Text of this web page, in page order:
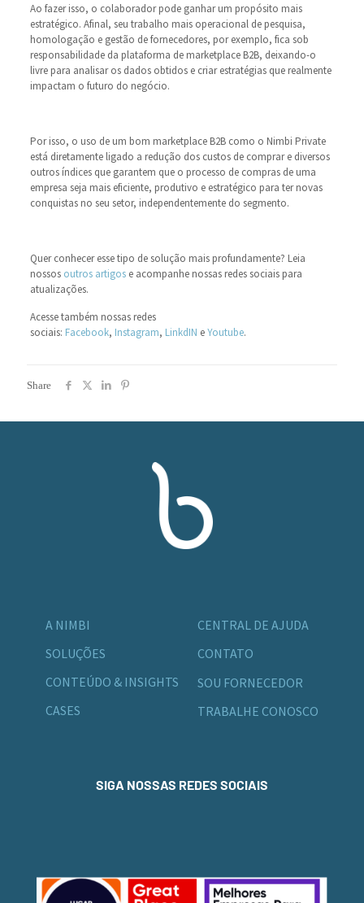
Ao fazer isso, o colaborador pode ganhar um propósito mais
estratégico. Afinal, seu trabalho mais operacional de pesquisa,
homologação e gestão de fornecedores, por exemplo, fica sob
responsabilidade da plataforma de marketplace B2B, deixando-o
livre para analisar os dados obtidos e criar estratégias que realmente
impactam o futuro do negócio.
Por isso, o uso de um bom marketplace B2B como o Nimbi Private
está diretamente ligado a redução dos custos de comprar e diversos
outros índices que garantem que o processo de compras de uma
empresa seja mais eficiente, produtivo e estratégico para ter novas
conquistas no seu setor, independentemente do segmento.
Quer conhecer esse tipo de solução mais profundamente? Leia
nossos outros artigose acompanhe nossas redes sociais para
atualizações.
Acesse também nossas redes
sociais: Facebook, Instagram, LinkdIN eYoutube.
Share
A NIMBI
SOLUÇÕES
CONTEÚDO & INSIGHTS
CASES
CENTRAL DE AJUDA
CONTATO
SOU FORNECEDOR
TRABALHE CONOSCO
SIGA NOSSAS REDES SOCIAIS